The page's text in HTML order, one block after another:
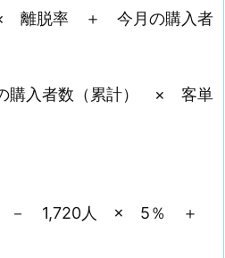
離脱率 ＋ 今月の購入者
購入者数（累計） × 客単
－ 1,720人 × 5％ ＋